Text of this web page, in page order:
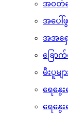
စတရမ်
ရုပ်သံဖ
အဝတ်လ
အပေါ်
အအရှ
ခြော
မီးပူမျာ